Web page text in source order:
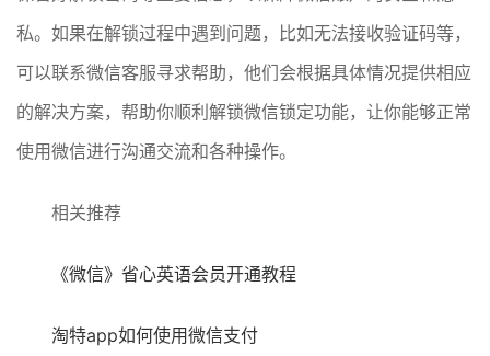
私。如果在解锁过程中遇到问题，比如无法接收验证码等，
可以联系微信客服寻求帮助，他们会根据具体情况提供相应
的解决方案，帮助你顺利解锁微信锁定功能，让你能够正常
使用微信进行沟通交流和各种操作。
相关推荐
《微信》省心英语会员开通教程
淘特app如何使用微信支付